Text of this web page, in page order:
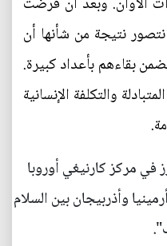
نتيجة من شأنها أن
بقاءهم بأعداد كبيرة.
والتكلفة الإنسانية
مركز كارنيغي أوروبا
وأذربيجان بين السلام